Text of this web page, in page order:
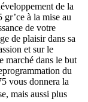
de la
à la mise au
de votre
de plaisir dans sa
et sur le
marché dans le but
du
vous donnera la
mais aussi plus